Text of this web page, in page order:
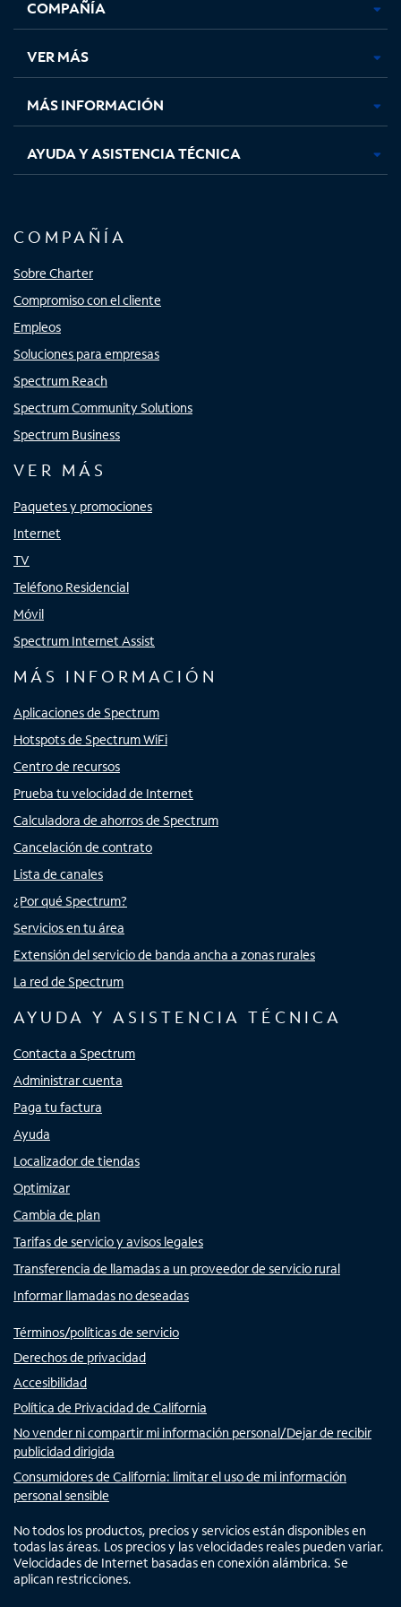
abre
en
pestaña
nueva
abre
en
pestaña
nueva
abre
en
pestaña
nueva
en
nueva
COMPAÑÍA
VER MÁS
MÁS INFORMACIÓN
AYUDA Y ASISTENCIA TÉCNICA
COMPAÑÍA
Sobre Charter
Compromiso con el cliente
Empleos
Soluciones para empresas
Spectrum Reach
Spectrum Community Solutions
Spectrum Business
VER MÁS
Paquetes y promociones
Internet
TV
Teléfono Residencial
Móvil
Spectrum Internet Assist
MÁS INFORMACIÓN
Aplicaciones de Spectrum
Hotspots de Spectrum WiFi
Centro de recursos
Prueba tu velocidad de Internet
Calculadora de ahorros de Spectrum
Cancelación de contrato
Lista de canales
¿Por qué Spectrum?
Servicios en tu área
Extensión del servicio de banda ancha a zonas rurales
La red de Spectrum
AYUDA Y ASISTENCIA TÉCNICA
Contacta a Spectrum
Administrar cuenta
Paga tu factura
Ayuda
Localizador de tiendas
Optimizar
Cambia de plan
Tarifas de servicio y avisos legales
Transferencia de llamadas a un proveedor de servicio rural
Informar llamadas no deseadas
Términos/políticas de servicio
Derechos de privacidad
Accesibilidad
Política de Privacidad de California
No vender ni compartir mi información personal/Dejar de recibir
publicidad dirigida
Consumidores de California: limitar el uso de mi información
personal sensible
No todos los productos, precios y servicios están disponibles en
todas las áreas. Los precios y las velocidades reales pueden variar.
Velocidades de Internet basadas en conexión alámbrica. Se
aplican restricciones.